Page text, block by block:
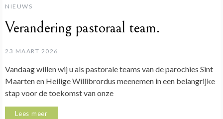
NIEUWS
Verandering pastoraal team.
23 MAART 2026
Vandaag willen wij u als pastorale teams van de parochies Sint
Maarten en Heilige Willibrordus meenemen in een belangrijke
stap voor de toekomst van onze
Lees meer